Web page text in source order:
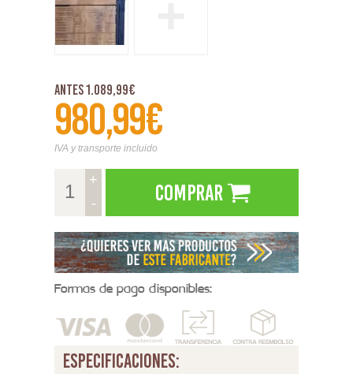
Antes 1.089,99€
980,99€
IVA y transporte incluido
+
-
Comprar
Formas de pago disponibles:
especificaciones: